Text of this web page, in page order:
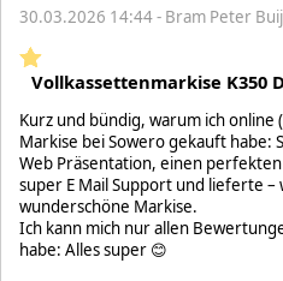
30.03.2026 14:44 - Bram Peter
Vollkassettenmarkise K350
Kurz und bündig, warum ich online
Markise bei Sowero gekauft
Web Präsentation, einen
super E Mail Support und lieferte
wunderschöne Markise.
Ich kann mich nur allen
habe: Alles super 😊